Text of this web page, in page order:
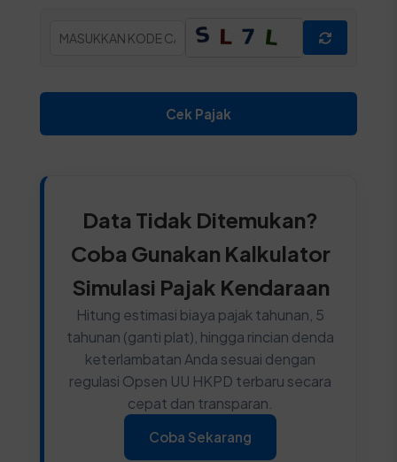
Cek Pajak
Data Tidak Ditemukan?
Coba Gunakan Kalkulator
Simulasi Pajak Kendaraan
Hitung estimasi biaya pajak tahunan, 5
tahunan (ganti plat), hingga rincian denda
keterlambatan Anda sesuai dengan
regulasi Opsen UU HKPD terbaru secara
cepat dan transparan.
Coba Sekarang